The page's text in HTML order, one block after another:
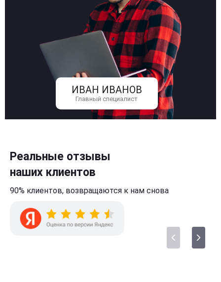
ИВАН ИВАНОВ
Главный специалист
Реальные отзывы
наших клиентов
90% клиентов, возвращаются к нам снова